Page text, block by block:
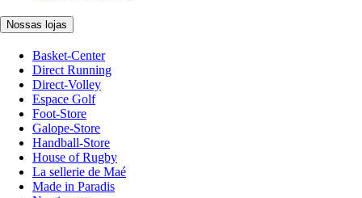
Nossas lojas
Basket-Center
Direct Running
Direct-Volley
Espace Golf
Foot-Store
Galope-Store
Handball-Store
House of Rugby
La sellerie de Maé
Made in Paradis